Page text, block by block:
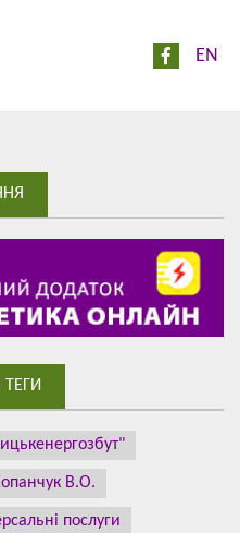
EN
ТЕГИ
В.О.
послуги